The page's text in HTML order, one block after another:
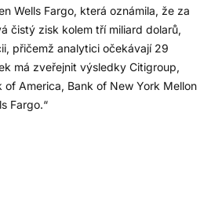
Wells Fargo, která oznámila, že za
čistý zisk kolem tří miliard dolarů,
přičemž analytici očekávají 29
má zveřejnit výsledky Citigroup,
America, Bank of New York Mellon
Fargo.“